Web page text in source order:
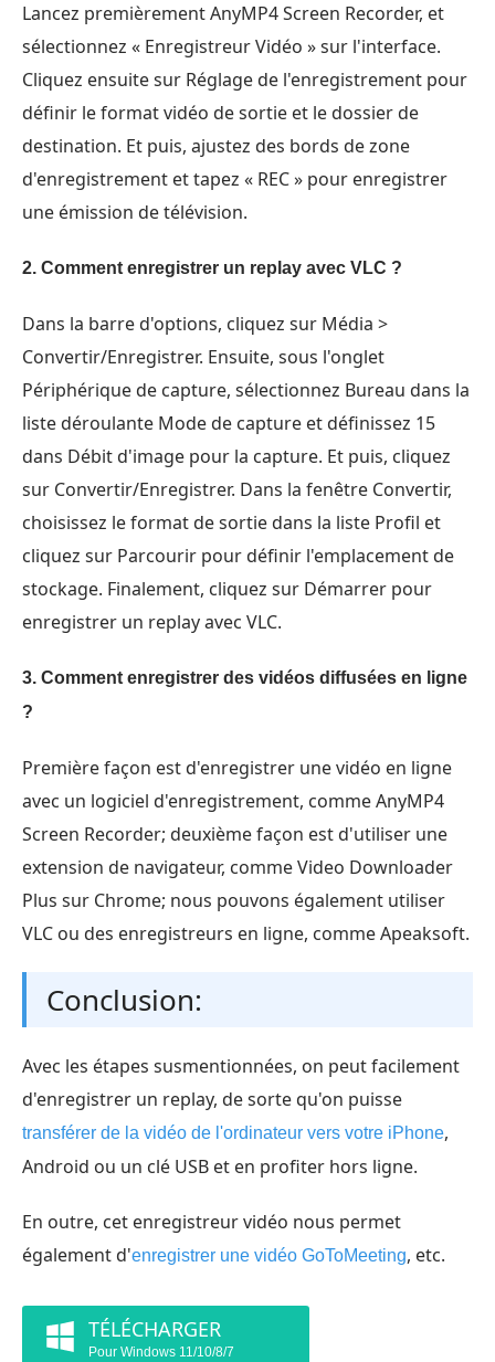
Lancez premièrement AnyMP4 Screen Recorder, et
sélectionnez « Enregistreur Vidéo » sur l'interface.
Cliquez ensuite sur Réglage de l'enregistrement pour
définir le format vidéo de sortie et le dossier de
destination. Et puis, ajustez des bords de zone
d'enregistrement et tapez « REC » pour enregistrer
une émission de télévision.
2. Comment enregistrer un replay avec VLC ?
Dans la barre d'options, cliquez sur Média >
Convertir/Enregistrer. Ensuite, sous l'onglet
Périphérique de capture, sélectionnez Bureau dans la
liste déroulante Mode de capture et définissez 15
dans Débit d'image pour la capture. Et puis, cliquez
sur Convertir/Enregistrer. Dans la fenêtre Convertir,
choisissez le format de sortie dans la liste Profil et
cliquez sur Parcourir pour définir l'emplacement de
stockage. Finalement, cliquez sur Démarrer pour
enregistrer un replay avec VLC.
3. Comment enregistrer des vidéos diffusées en ligne
?
Première façon est d'enregistrer une vidéo en ligne
avec un logiciel d'enregistrement, comme AnyMP4
Screen Recorder; deuxième façon est d'utiliser une
extension de navigateur, comme Video Downloader
Plus sur Chrome; nous pouvons également utiliser
VLC ou des enregistreurs en ligne, comme Apeaksoft.
Conclusion:
Avec les étapes susmentionnées, on peut facilement
d'enregistrer un replay, de sorte qu'on puisse
transférer de la vidéo de l'ordinateur vers votre iPhone,
Android ou un clé USB et en profiter hors ligne.
En outre, cet enregistreur vidéo nous permet
également d'enregistrer une vidéo GoToMeeting, etc.
TÉLÉCHARGER
Pour Windows 11/10/8/7